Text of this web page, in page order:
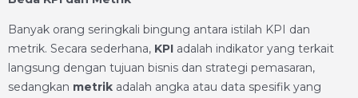
Banyak orang seringkali bingung antara istilah KPI dan
metrik. Secara sederhana, KPI adalah indikator yang terkait
langsung dengan tujuan bisnis dan strategi pemasaran,
sedangkan metrik adalah angka atau data spesifik yang